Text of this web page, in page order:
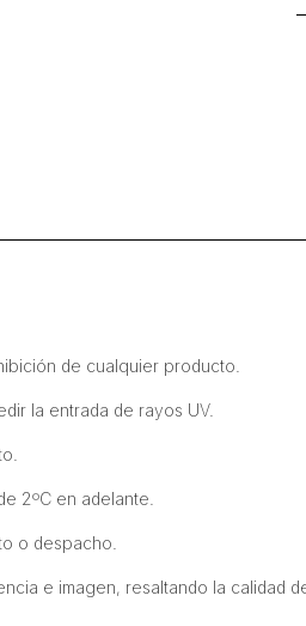
de cualquier producto.
la entrada de rayos UV.
2ºC en adelante.
o despacho.
e imagen, resaltando la calidad